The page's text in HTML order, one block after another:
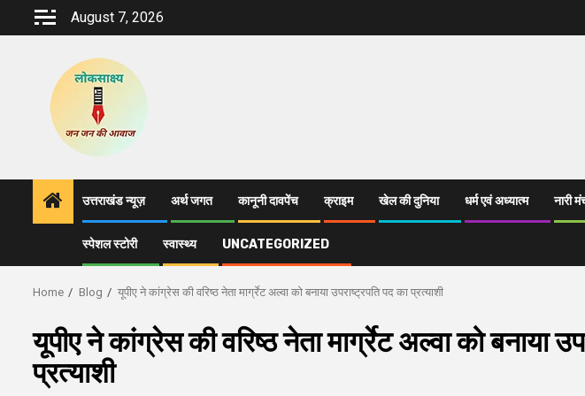
August 7, 2026
उत्तराखंड न्यूज़ अर्थ जगत कानूनी दावपेंच क्राइम खेल की दुनिया धर्म एवं अध्यात्म नारी
स्पेशल स्टोरी स्वास्थ्य UNCATEGORIZED
Home Blog यूपीए ने कांग्रेस की वरिष्ठ नेता मार्ग्रेट अल्वा को बनाया उपराष्ट्रपति पद का प्रत्याशी
यूपीए ने कांग्रेस की वरिष्ठ नेता मार्ग्रेट अल्वा को बनाया
प्रत्याशी